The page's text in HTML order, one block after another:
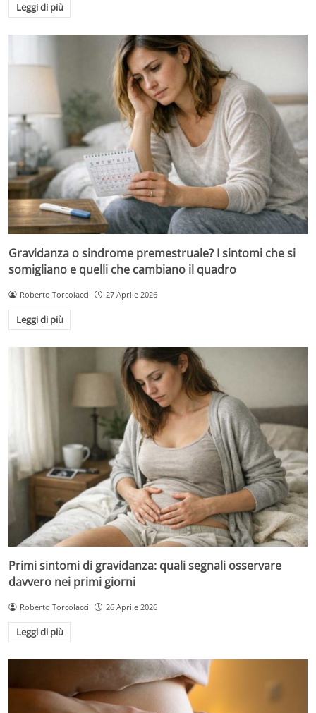
Leggi di più
Gravidanza o sindrome premestruale? I sintomi che si
somigliano e quelli che cambiano il quadro
Roberto Torcolacci 27 Aprile 2026
Leggi di più
Primi sintomi di gravidanza: quali segnali osservare
davvero nei primi giorni
Roberto Torcolacci 26 Aprile 2026
Leggi di più